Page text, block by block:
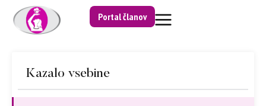
Portal članov
Kazalo vsebine